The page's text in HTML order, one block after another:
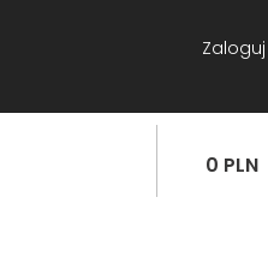
Zaloguj
0 PLN